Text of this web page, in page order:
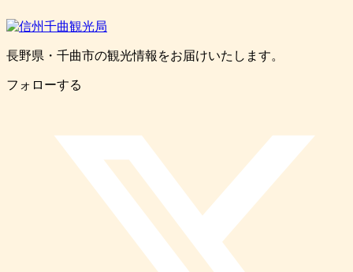
長野県・千曲市の観光情報をお届けいたします。
フォローする